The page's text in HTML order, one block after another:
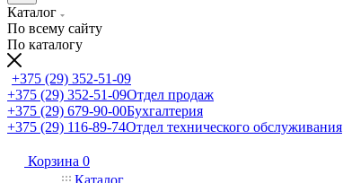
Каталог
По всему сайту
По каталогу
+375 (29) 352-51-09
+375 (29) 352-51-09Отдел продаж
+375 (29) 679-90-00Бухгалтерия
+375 (29) 116-89-74Отдел технического обслуживания
Корзина 0
Каталог